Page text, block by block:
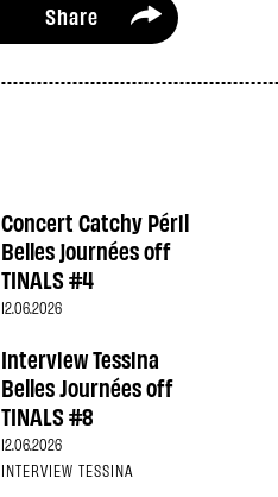
Share
Concert Catchy Péril
Belles journées off
TINALS #4
12.06.2026
Interview Tessina
Belles Journées off
TINALS #8
12.06.2026
INTERVIEW TESSINA